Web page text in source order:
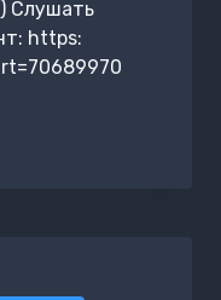
Слушать
https: